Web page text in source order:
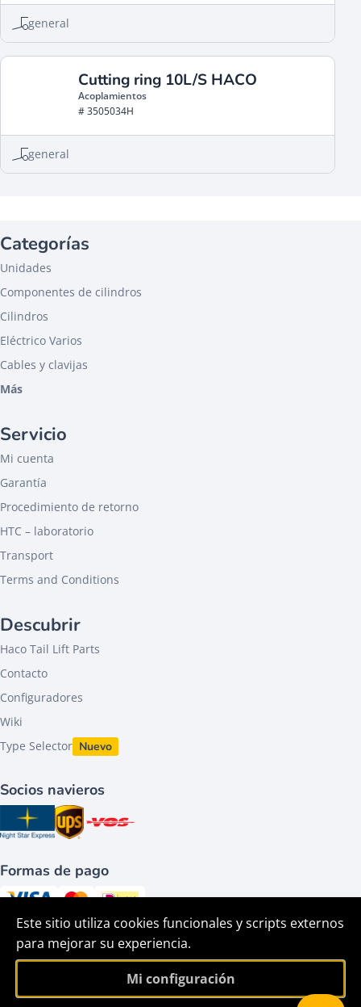
Este sitio utiliza cookies funcionales y scripts externos
para mejorar su experiencia.
Mi configuración
general
Cutting ring 10L/S HACO
Acoplamientos
# 3505034H
general
Categorías
Unidades
Componentes de cilindros
Cilindros
Eléctrico Varios
Cables y clavijas
Más
Servicio
Mi cuenta
Garantía
Procedimiento de retorno
HTC – laboratorio
Transport
Terms and Conditions
Descubrir
Haco Tail Lift Parts
Contacto
Configuradores
Wiki
Type Selector Nuevo
Socios navieros
Formas de pago
Síguenos en